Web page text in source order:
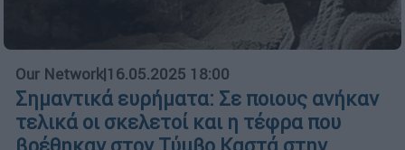
Our Network|16.05.2025 18:00
Σημαντικά ευρήματα: Σε ποιους ανήκαν
τελικά οι σκελετοί και η τέφρα που